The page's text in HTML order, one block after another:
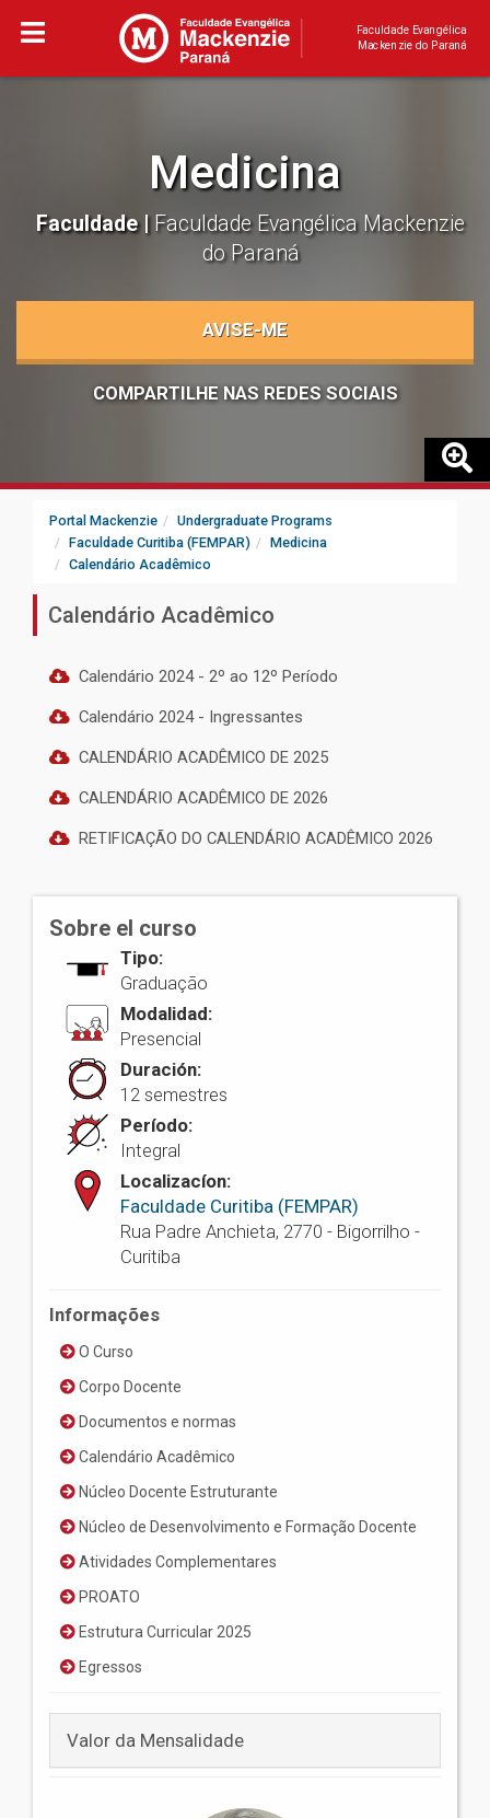
Faculdade Evangélica
Mackenzie do Paraná
Medicina
Faculdade | Faculdade Evangélica Mackenzie
do Paraná
AVISE-ME
COMPARTILHE NAS REDES SOCIAIS
Portal Mackenzie
Undergraduate Programs
Faculdade Curitiba (FEMPAR)
Medicina
Calendário Acadêmico
Calendário Acadêmico
Calendário 2024 - 2º ao 12º Período
Calendário 2024 - Ingressantes
CALENDÁRIO ACADÊMICO DE 2025
CALENDÁRIO ACADÊMICO DE 2026
RETIFICAÇÃO DO CALENDÁRIO ACADÊMICO 2026
Sobre el curso
Tipo:
Graduação
Modalidad:
Presencial
Duración:
12 semestres
Período:
Integral
Localizacíon:
Faculdade Curitiba (FEMPAR)
Rua Padre Anchieta, 2770 - Bigorrilho -
Curitiba
Informações
O Curso
Corpo Docente
Documentos e normas
Calendário Acadêmico
Núcleo Docente Estruturante
Núcleo de Desenvolvimento e Formação Docente
Atividades Complementares
PROATO
Estrutura Curricular 2025
Egressos
Valor da Mensalidade